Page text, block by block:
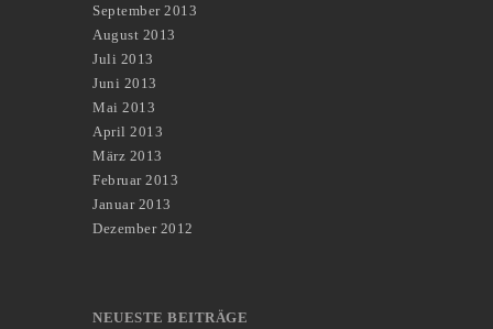
September 2013
August 2013
Juli 2013
Juni 2013
Mai 2013
April 2013
März 2013
Februar 2013
Januar 2013
Dezember 2012
NEUESTE BEITRÄGE